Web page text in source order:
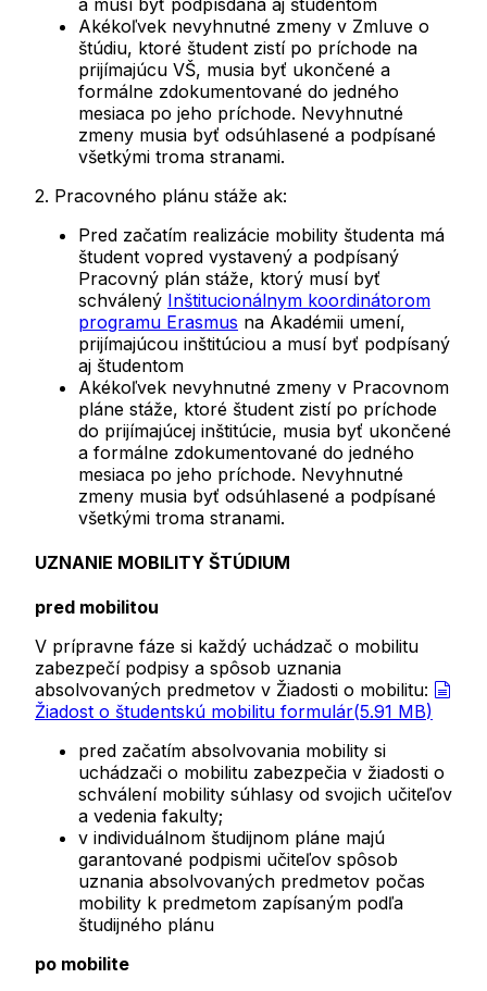
Akékoľvek nevyhnutné zmeny v Zmluve o
štúdiu, ktoré študent zistí po príchode na
prijímajúcu VŠ, musia byť ukončené a
formálne zdokumentované do jedného
mesiaca po jeho príchode. Nevyhnutné
zmeny musia byť odsúhlasené a podpísané
všetkými troma stranami.
2. Pracovného plánu stáže ak:
Pred začatím realizácie mobility študenta má
študent vopred vystavený a podpísaný
Pracovný plán stáže, ktorý musí byť
schválený Inštitucionálnym koordinátorom
programu Erasmus na Akadémii umení,
prijímajúcou inštitúciou a musí byť podpísaný
aj študentom
Akékoľvek nevyhnutné zmeny v Pracovnom
pláne stáže, ktoré študent zistí po príchode
do prijímajúcej inštitúcie, musia byť ukončené
a formálne zdokumentované do jedného
mesiaca po jeho príchode. Nevyhnutné
zmeny musia byť odsúhlasené a podpísané
všetkými troma stranami.
UZNANIE MOBILITY ŠTÚDIUM
pred mobilitou
V prípravne fáze si každý uchádzač o mobilitu
zabezpečí podpisy a spôsob uznania
absolvovaných predmetov v Žiadosti o mobilitu:
document
Žiadost o študentskú mobilitu formulár(5.91 MB)
pred začatím absolvovania mobility si
uchádzači o mobilitu zabezpečia v žiadosti o
schválení mobility súhlasy od svojich učiteľov
a vedenia fakulty;
v individuálnom študijnom pláne majú
garantované podpismi učiteľov spôsob
uznania absolvovaných predmetov počas
mobility k predmetom zapísaným podľa
študijného plánu
po mobilite